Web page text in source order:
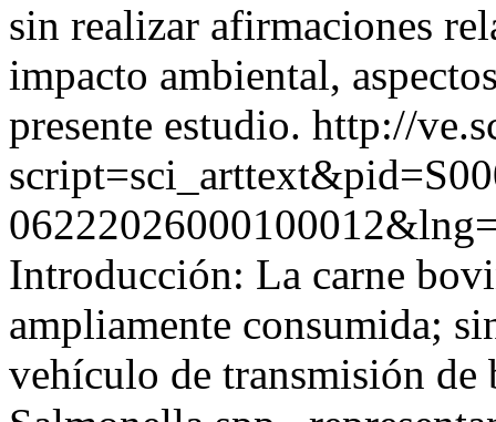
sin realizar afirmaciones
impacto ambiental,
presente estudio. http://
Introducción: La carne
ampliamente consumida;
vehículo de transmisión de